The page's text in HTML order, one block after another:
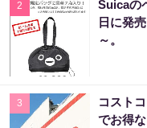
2
Suicaの
日に発
～。
3
コスト
でお得